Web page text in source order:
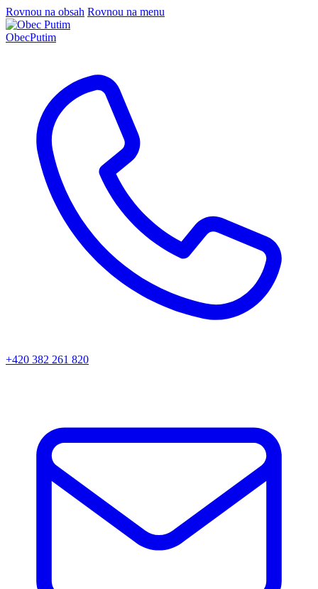
Rovnou na obsah Rovnou na menu
ObecPutim
+420 382 261 820